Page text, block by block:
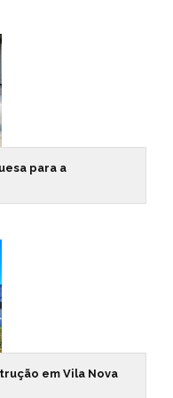
para a
em Vila Nova